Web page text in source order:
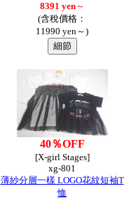
8391 yen～
(含稅價格：
11990 yen～)
40％OFF
[X-girl Stages]
xg-801
薄紗分層一樣 LOGO花紋短袖T
恤